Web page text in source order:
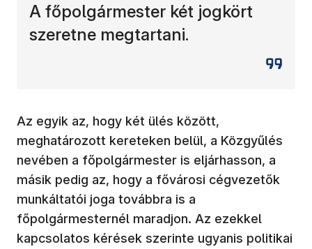
A főpolgármester két jogkört
szeretne megtartani.
Az egyik az, hogy két ülés között,
meghatározott kereteken belül, a Közgyűlés
nevében a főpolgármester is eljárhasson, a
másik pedig az, hogy a fővárosi cégvezetők
munkáltatói joga továbbra is a
főpolgármesternél maradjon. Az ezekkel
kapcsolatos kérések szerinte ugyanis politikai